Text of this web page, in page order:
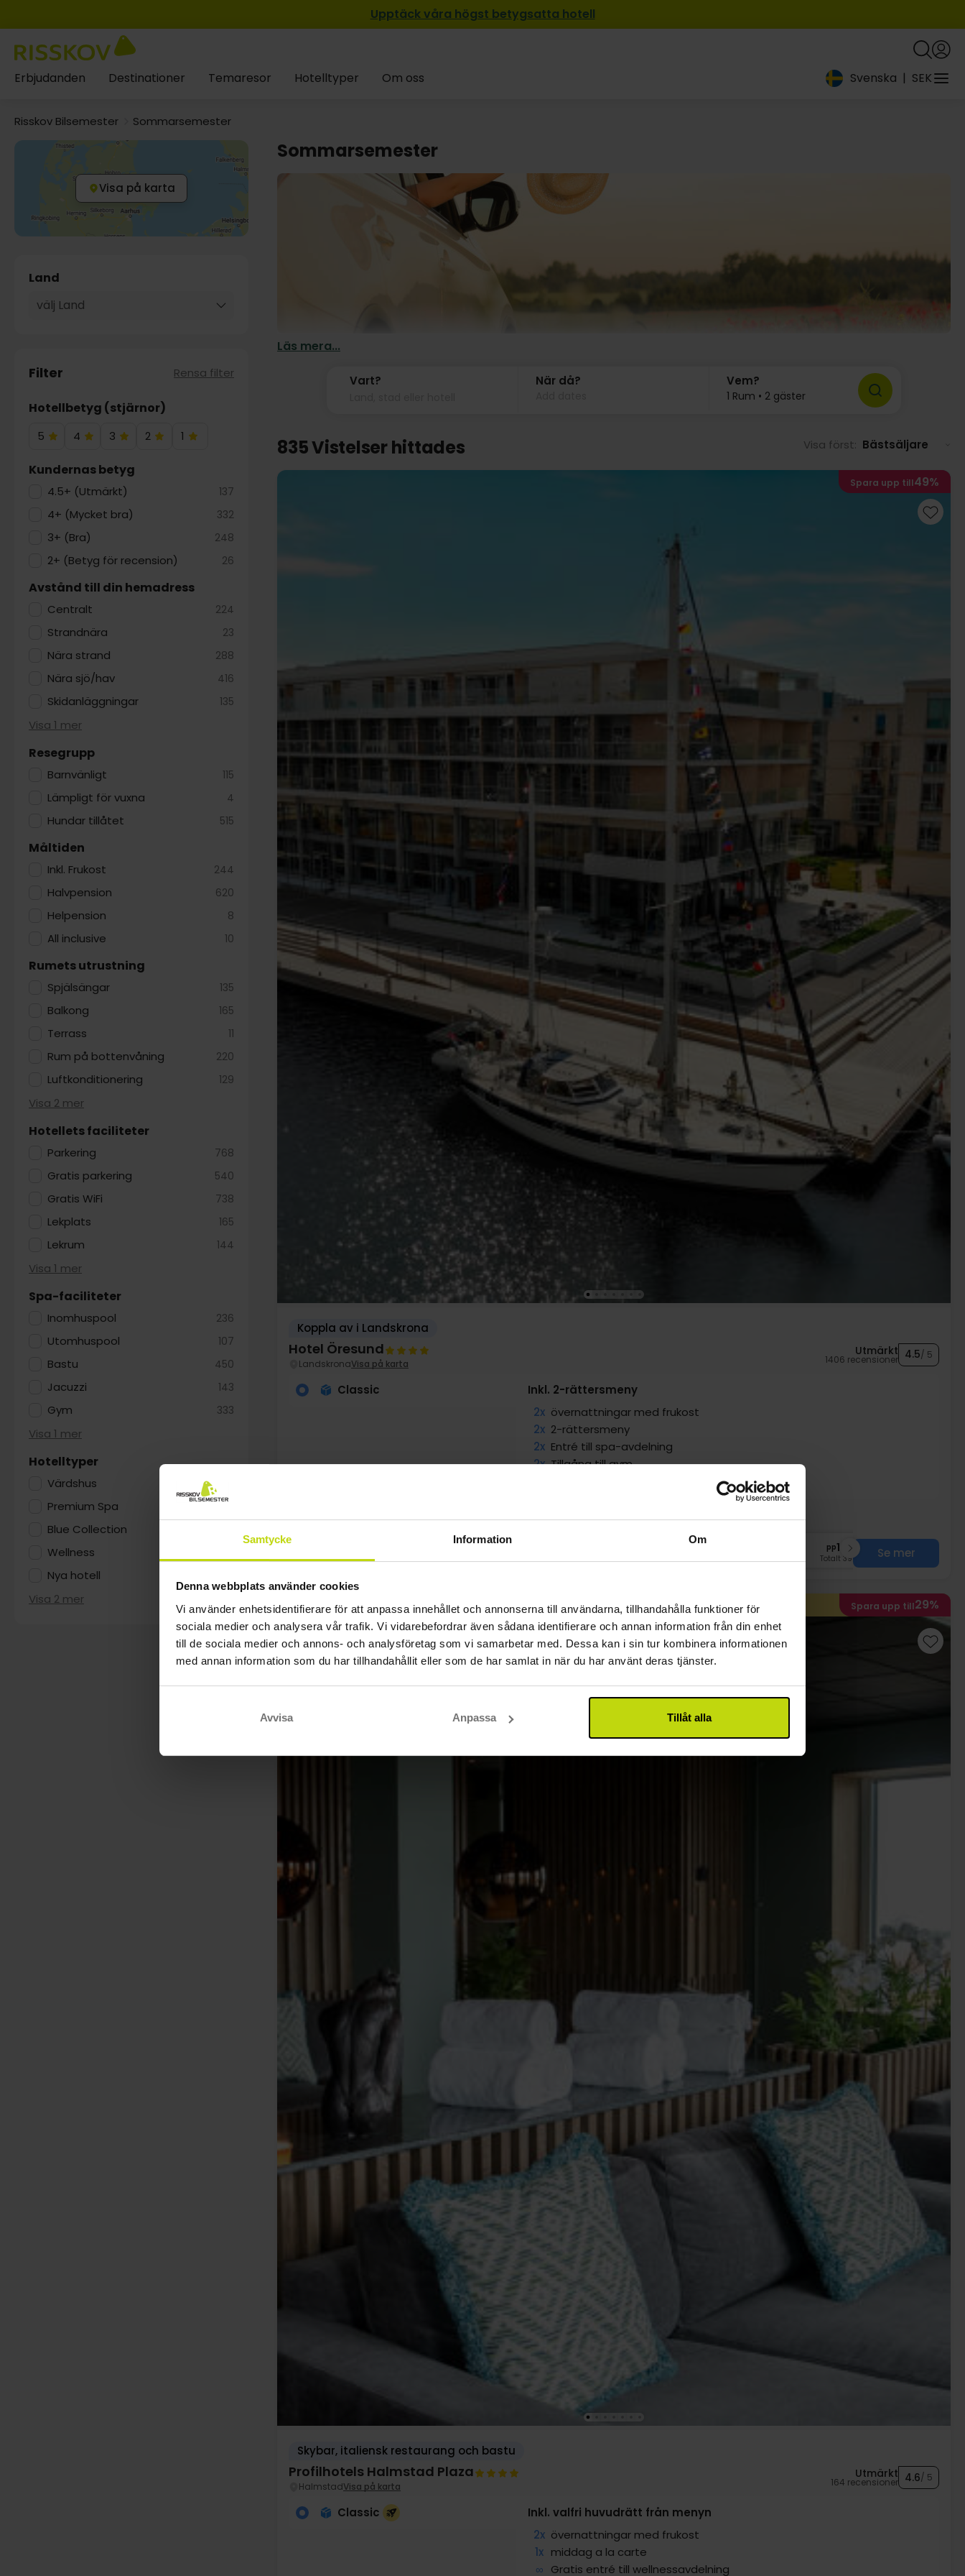
Samtycke Information Om
Denna webbplats använder cookies
Vi använder enhetsidentifierare för att anpassa innehållet och annonserna till användarna, tillhandahålla funktioner för
sociala medier och analysera vår trafik. Vi vidarebefordrar även sådana identifierare och annan information från din enhet
till de sociala medier och annons- och analysföretag som vi samarbetar med. Dessa kan i sin tur kombinera informationen
med annan information som du har tillhandahållit eller som de har samlat in när du har använt deras tjänster.
Avvisa Anpassa Tillåt alla
Upptäck våra högst betygsatta hotell
Erbjudanden Destinationer Temaresor Hotelltyper Om oss Svenska | SEK
Risskov Bilsemester Sommarsemester
Visa på karta
Land
välj Land
Filter Rensa filter
Hotellbetyg (stjärnor)
5
5
4
4
3
3
2
2
1
1
Kundernas betyg
4.5+ (Utmärkt) 137
4+ (Mycket bra) 332
3+ (Bra) 248
2+ (Betyg för recension) 26
Avstånd till din hemadress
Centralt 224
Strandnära 23
Nära strand 288
Nära sjö/hav 416
Skidanläggningar 135
Visa 1 mer
Resegrupp
Barnvänligt 115
Lämpligt för vuxna 4
Hundar tillåtet 515
Måltiden
Inkl. Frukost 244
Halvpension 620
Helpension 8
All inclusive 10
Rumets utrustning
Spjälsängar 135
Balkong 165
Terrass 11
Rum på bottenvåning 220
Luftkonditionering 129
Visa 2 mer
Hotellets faciliteter
Parkering 768
Gratis parkering 540
Gratis WiFi 738
Lekplats 165
Lekrum 144
Visa 1 mer
Spa-faciliteter
Inomhuspool 236
Utomhuspool 107
Bastu 450
Jacuzzi 143
Gym 333
Visa 1 mer
Hotelltyper
Värdshus
Premium Spa
Blue Collection
Wellness
Nya hotell
Visa 2 mer
Sommarsemester
Läs mera...
Vart? När då? Vem?
1 Rum • 2 gäster
835 Vistelser hittades Visa först: Bästsäljare
Spara upp till49%
Koppla av i Landskrona
Hotel Öresund
LandskronaVisa på karta
Utmärkt
1406 recensioner 4.5/ 5
Classic
Inkl. 2-rättersmeny
2x övernattningar med frukost
2x 2-rättersmeny
2x Entré till spa-avdelning
2x Tillgång till gym
Totalt 3798:-
pp1999:- pp1999:-
Totalt 3998:- Se mer
Spara upp till29%
Skybar, italiensk restaurang och bastu
Profilhotels Halmstad Plaza
HalmstadVisa på karta
Utmärkt
164 recensioner 4.6/ 5
Classic
Inkl. valfri huvudrätt från menyn
2x övernattningar med frukost
1x middag a la carte
∞ Gratis entré till wellnessavdelning